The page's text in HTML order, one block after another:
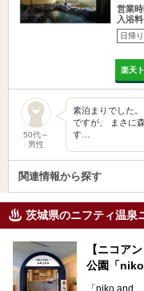
営業
入浴
日帰り
楽天
50代～
男性
素泊まりでした
ですが、 まさに
す…
関連情報から探す
茨城県のニフティ温泉
【ニコア
公園「
「niko and